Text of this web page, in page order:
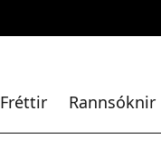
Fréttir Rannsóknir